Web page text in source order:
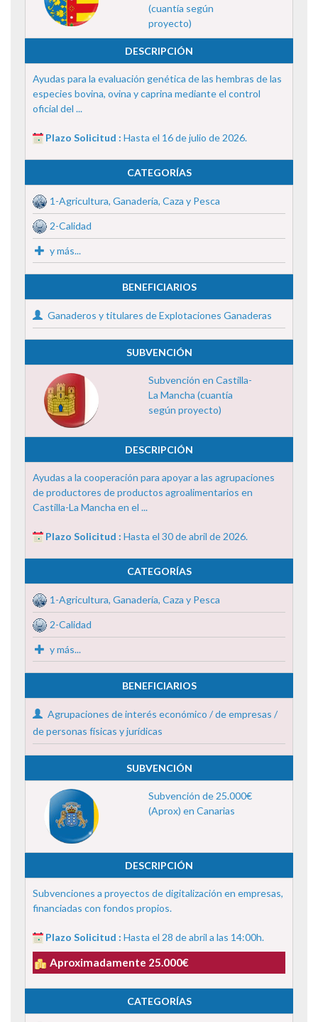
(cuantía según
proyecto)
DESCRIPCIÓN
Ayudas para la evaluación genética de las hembras de las
especies bovina, ovina y caprina mediante el control
oficial del ...
Plazo Solicitud : Hasta el 16 de julio de 2026.
CATEGORÍAS
1-Agricultura, Ganadería, Caza y Pesca
2-Calidad
y más...
BENEFICIARIOS
Ganaderos y titulares de Explotaciones Ganaderas
SUBVENCIÓN
Subvención en Castilla-
La Mancha (cuantía
según proyecto)
DESCRIPCIÓN
Ayudas a la cooperación para apoyar a las agrupaciones
de productores de productos agroalimentarios en
Castilla-La Mancha en el ...
Plazo Solicitud : Hasta el 30 de abril de 2026.
CATEGORÍAS
1-Agricultura, Ganadería, Caza y Pesca
2-Calidad
y más...
BENEFICIARIOS
Agrupaciones de interés económico / de empresas /
de personas físicas y jurídicas
SUBVENCIÓN
Subvención de 25.000€
(Aprox) en Canarias
DESCRIPCIÓN
Subvenciones a proyectos de digitalización en empresas,
financiadas con fondos propios.
Plazo Solicitud : Hasta el 28 de abril a las 14:00h.
Aproximadamente 25.000€
CATEGORÍAS